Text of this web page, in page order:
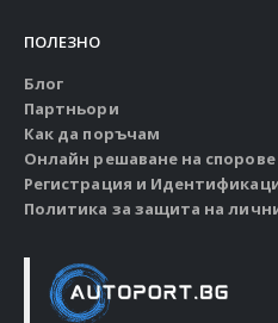
ПОЛЕЗНО
Блог
Партньори
Как да поръчам
Онлайн решаване на спорове
Регистрация и
Политика за защита на